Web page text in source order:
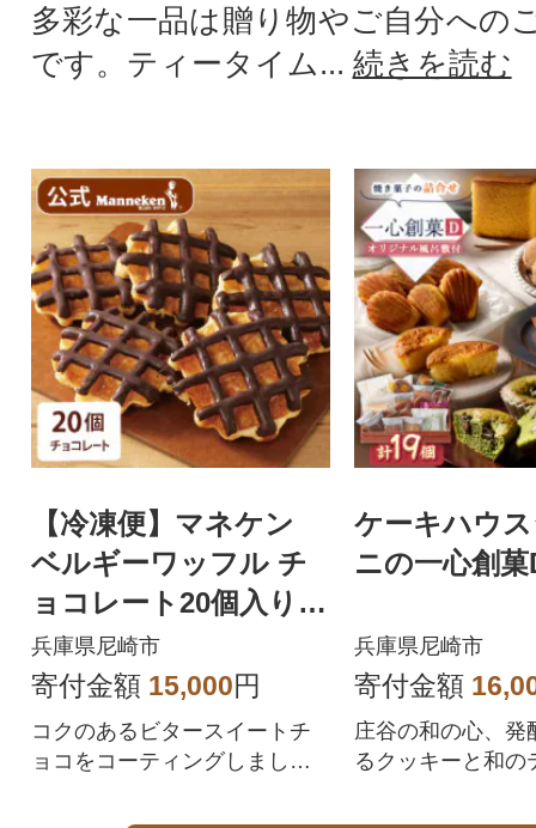
多彩な一品は贈り物やご自分への
です。ティータイム... 続きを読む
【冷凍便】マネケン
ベルギーワッフル チ
ョコレート20個入り(T
FRB-Ch20)
兵庫県尼崎市
寄付金額 15,000円
コクのあるビタースイートチ
ョコをコーティングしまし
ケーキハウ
ニの一心創菓
兵庫県尼崎市
寄付金額
庄谷の和の心、発
るクッキーと和の
わせです。